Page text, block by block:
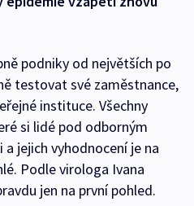
podniky od největších po
testovat své zaměstnance,
instituce. Všechny
si lidé pod odborným
jejich vyhodnocení je na
Podle virologa Ivana
jen na první pohled.